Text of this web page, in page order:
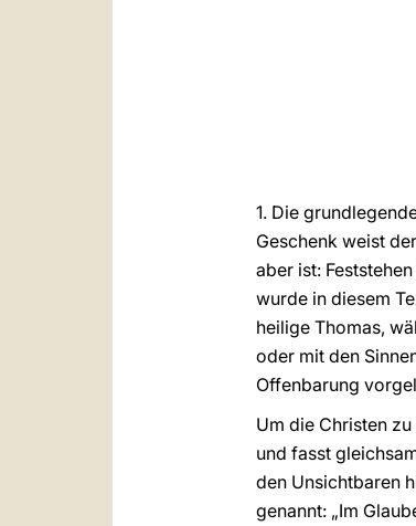
1. Die
Geschenk weist
aber ist:
wurde in diesem
heilige Thomas,
oder mit den
Offenbarung
Um die Christen
und fasst
den Unsichtbaren
genannt: „Im